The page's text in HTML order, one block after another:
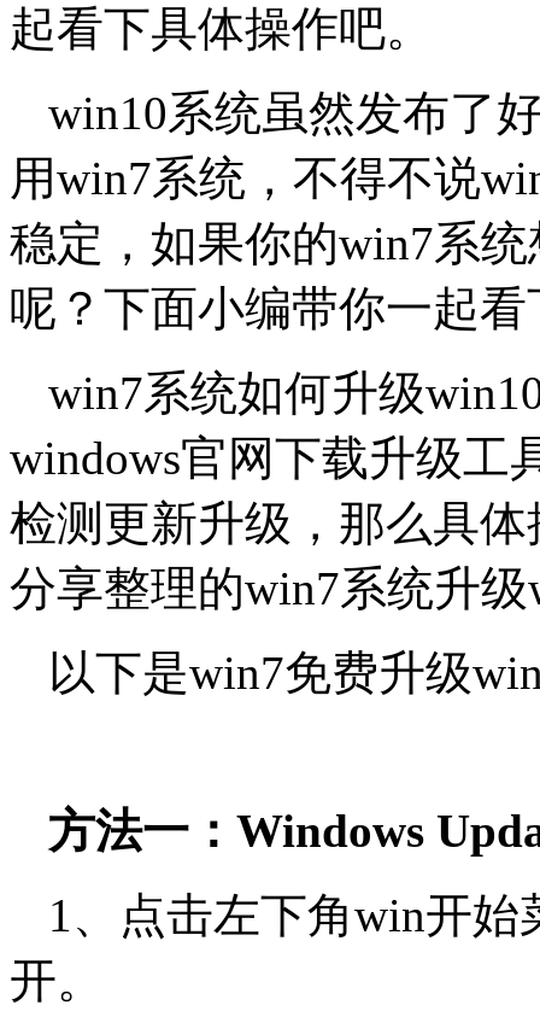
起看下具体操作吧。
win10系统虽然发布了
用win7系统，不得不说
稳定，如果你的win7系
呢？下面小编带你一起
win7系统如何升级
windows官网下载升级工
检测更新升级，那么具
分享整理的win7系统升
以下是win7免费升级
方法一：Windows
1、点击左下角win开
开。